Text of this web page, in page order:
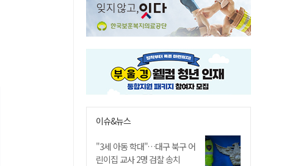
이슈&뉴스
"3세 아동 학대"…대구 북구 어
린이집 교사 2명 검찰 송치